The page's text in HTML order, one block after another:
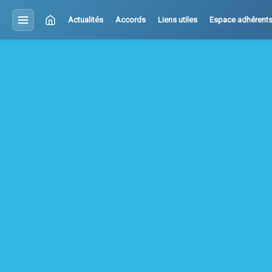
Actualités Accords Liens utiles Espace adhérents